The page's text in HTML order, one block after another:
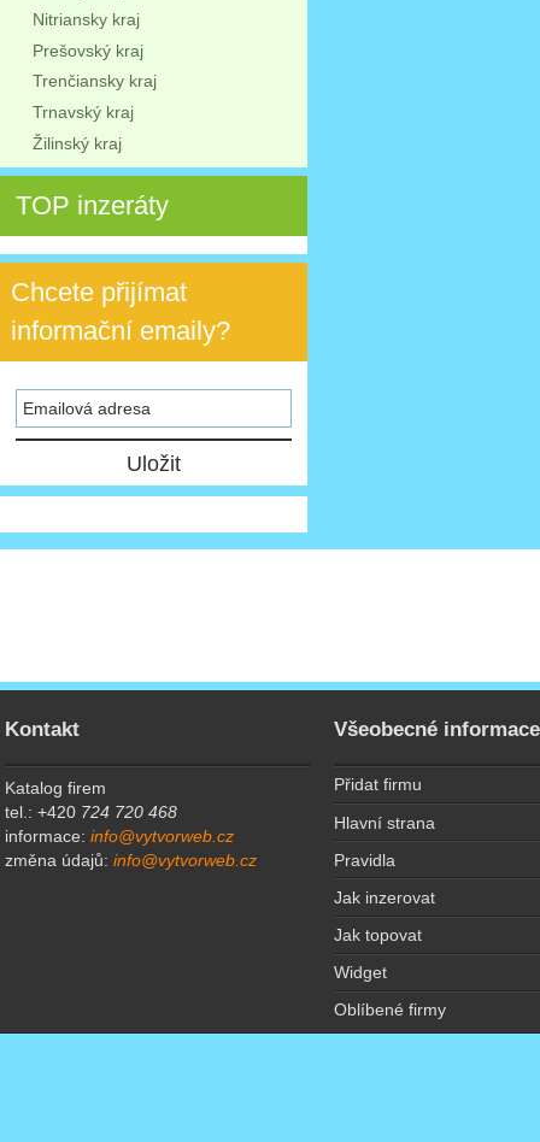
Nitriansky kraj
Prešovský kraj
Trenčiansky kraj
Trnavský kraj
Žilinský kraj
TOP inzeráty
Chcete přijímat
informační emaily?
Kontakt
Katalog firem
tel.: +420 724 720 468
informace:info@vytvorweb.cz
změna údajů:info@vytvorweb.cz
Všeobecné informace
Přidat firmu
Hlavní strana
Pravidla
Jak inzerovat
Jak topovat
Widget
Oblíbené firmy